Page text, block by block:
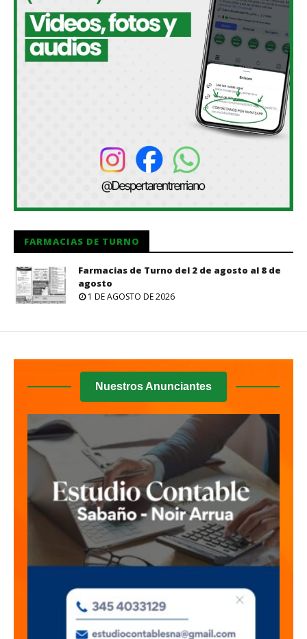
FARMACIAS DE TURNO
Farmacias de Turno del 2 de agosto al 8 de
agosto
1 DE AGOSTO DE 2026
Nuestros Anunciantes